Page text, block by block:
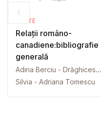
CARTE
Relații româno-
canadiene:bibliografie
generală
Adina Berciu - Drăghicescu
Silvia - Adriana Tomescu